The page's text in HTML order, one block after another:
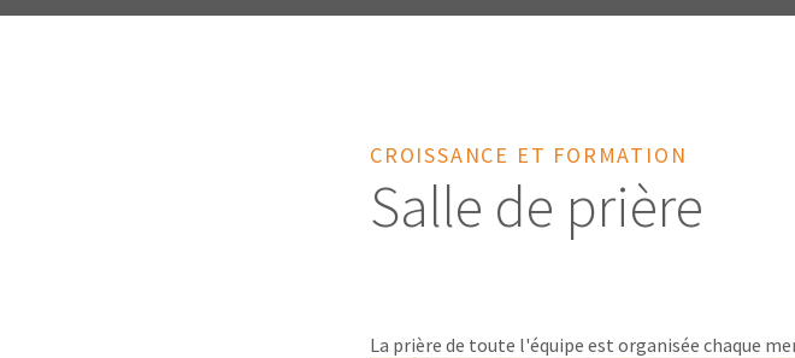
CROISSANCE ET FORMATION
Salle de prière
La prière de toute l'équipe est organisée chaque